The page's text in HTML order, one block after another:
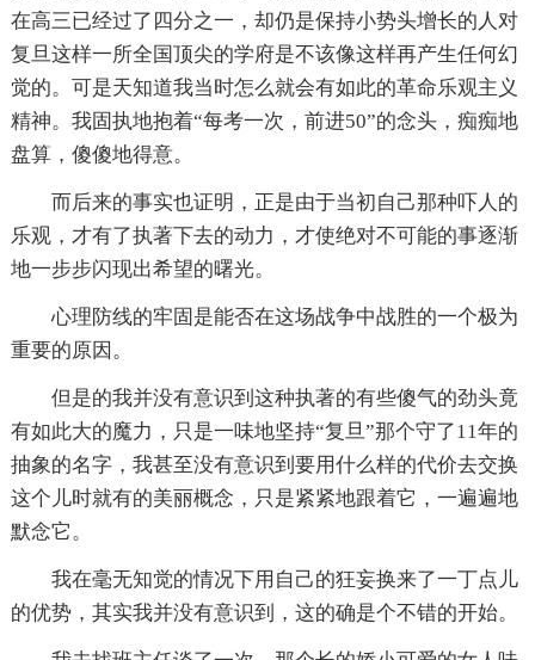
在高三已经过了四分之一，却仍是保持小势头增长的人对
复旦这样一所全国顶尖的学府是不该像这样再产生任何幻
觉的。可是天知道我当时怎么就会有如此的革命乐观主义
精神。我固执地抱着“每考一次，前进50”的念头，痴痴地
盘算，傻傻地得意。
而后来的事实也证明，正是由于当初自己那种吓人的
乐观，才有了执著下去的动力，才使绝对不可能的事逐渐
地一步步闪现出希望的曙光。
心理防线的牢固是能否在这场战争中战胜的一个极为
重要的原因。
但是的我并没有意识到这种执著的有些傻气的劲头竟
有如此大的魔力，只是一味地坚持“复旦”那个守了11年的
抽象的名字，我甚至没有意识到要用什么样的代价去交换
这个儿时就有的美丽概念，只是紧紧地跟着它，一遍遍地
默念它。
我在毫无知觉的情况下用自己的狂妄换来了一丁点儿
的优势，其实我并没有意识到，这的确是个不错的开始。